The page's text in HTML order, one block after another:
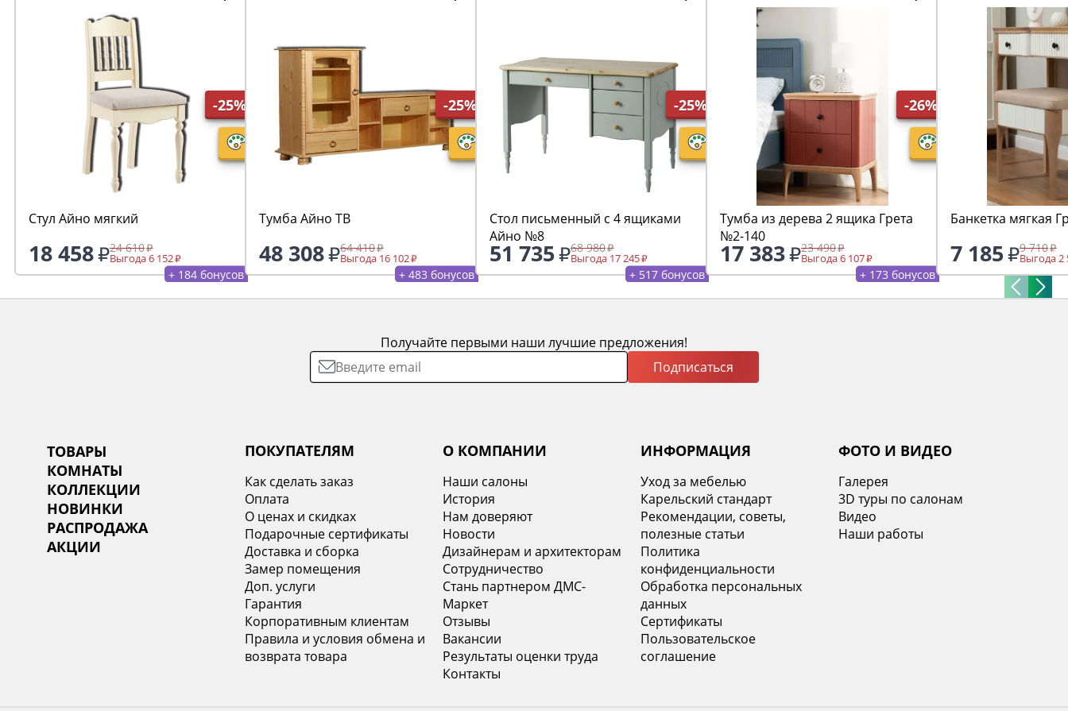
-25%
Стул Айно мягкий
18 458 24 610
Выгода 6 152
+ 184 бонусов
-25%
Тумба Айно ТВ
48 308 64 410
Выгода 16 102
+ 483 бонусов
-25%
Стол письменный с 4 ящиками
Айно №8
51 735 68 980
Выгода 17 245
+ 517 бонусов
-26%
Тумба из дерева 2 ящика Грета
№2-140
17 383 23 490
Выгода 6 107
+ 173 бонусов
Банкетка мягкая
7 185 9 710
Выгода 2
Получайте первыми наши лучшие предложения!
Подписаться
ТОВАРЫ
КОМНАТЫ
КОЛЛЕКЦИИ
НОВИНКИ
РАСПРОДАЖА
АКЦИИ
ПОКУПАТЕЛЯМ
Как сделать заказ
Оплата
О ценах и скидках
Подарочные сертификаты
Доставка и сборка
Замер помещения
Доп. услуги
Гарантия
Корпоративным клиентам
Правила и условия обмена и
возврата товара
О КОМПАНИИ
Наши салоны
История
Нам доверяют
Новости
Дизайнерам и архитекторам
Сотрудничество
Стань партнером ДМС-
Маркет
Отзывы
Вакансии
Результаты оценки труда
Контакты
ИНФОРМАЦИЯ
Уход за мебелью
Карельский стандарт
Рекомендации, советы,
полезные статьи
Политика
конфиденциальности
Обработка персональных
данных
Сертификаты
Пользовательское
соглашение
ФОТО И ВИДЕО
Галерея
3D туры по салонам
Видео
Наши работы